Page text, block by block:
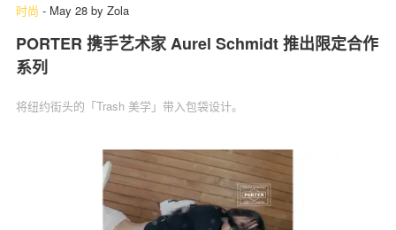
时尚 - May 28 by Zola
PORTER 携手艺术家 Aurel Schmidt 推出限定合作
系列
将纽约街头的「Trash 美学」带入包袋设计。